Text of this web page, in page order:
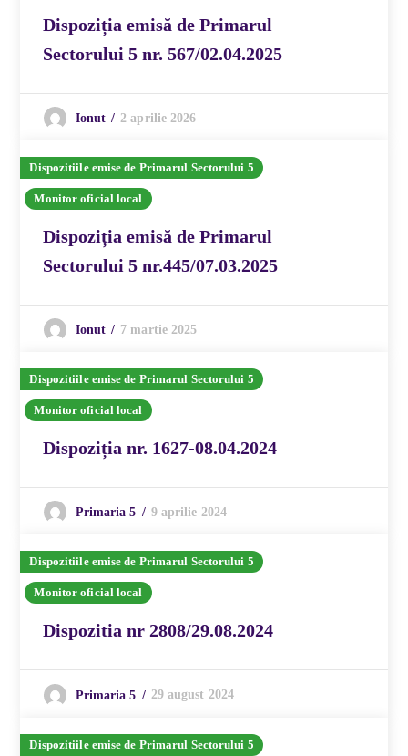
Dispoziția emisă de Primarul
Sectorului 5 nr. 567/02.04.2025
Ionut 2 aprilie 2026
Dispozitiile emise de Primarul Sectorului 5
Monitor oficial local
Dispoziția emisă de Primarul
Sectorului 5 nr.445/07.03.2025
Ionut 7 martie 2025
Dispozitiile emise de Primarul Sectorului 5
Monitor oficial local
Dispoziția nr. 1627-08.04.2024
Primaria 5 9 aprilie 2024
Dispozitiile emise de Primarul Sectorului 5
Monitor oficial local
Dispozitia nr 2808/29.08.2024
Primaria 5 29 august 2024
Dispozitiile emise de Primarul Sectorului 5